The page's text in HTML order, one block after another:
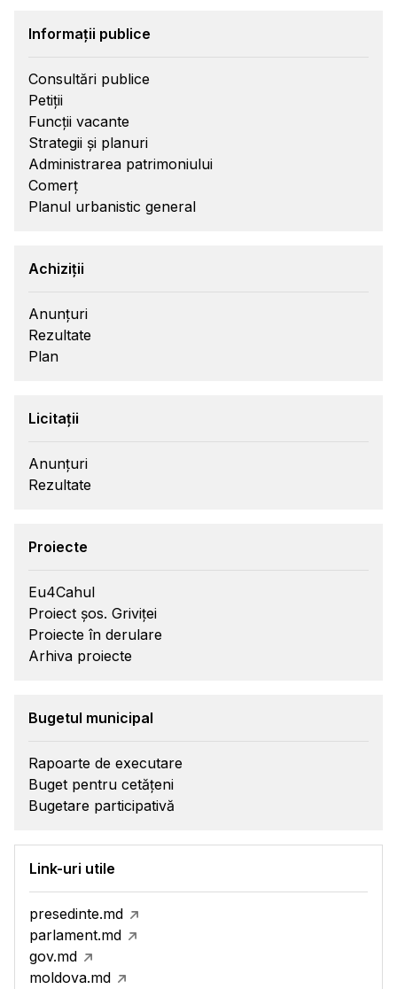
Informații publice
Consultări publice
Petiții
Funcții vacante
Strategii și planuri
Administrarea patrimoniului
Comerț
Planul urbanistic general
Achiziții
Anunțuri
Rezultate
Plan
Licitații
Anunțuri
Rezultate
Proiecte
Eu4Cahul
Proiect șos. Griviței
Proiecte în derulare
Arhiva proiecte
Bugetul municipal
Rapoarte de executare
Buget pentru cetățeni
Bugetare participativă
Link-uri utile
presedinte.md
parlament.md
gov.md
moldova.md